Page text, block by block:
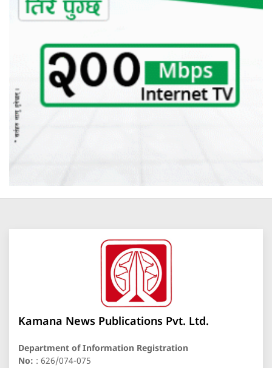
Kamana News Publications Pvt. Ltd.
Department of Information Registration
No: : 626/074-075